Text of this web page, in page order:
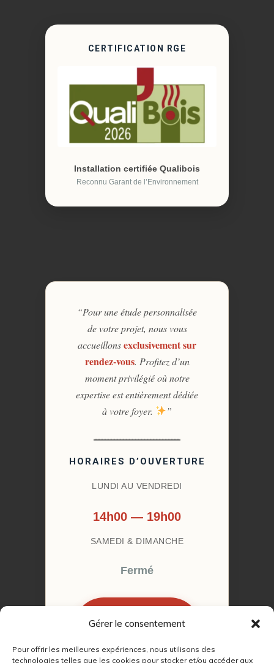
Gérer le consentement
Pour offrir les meilleures expériences, nous utilisons des
technologies telles que les cookies pour stocker et/ou accéder aux
CERTIFICATION RGE
Installation certifiée Qualibois
Reconnu Garant de l’Environnement
“Pour une étude personnalisée
de votre projet, nous vous
accueillonsexclusivement sur
rendez-vous. Profitez d’un
moment privilégié où notre
expertise est entièrement dédiée
à votre foyer.
”
HORAIRES D’OUVERTURE
LUNDI AU VENDREDI
14h00 — 19h00
SAMEDI & DIMANCHE
Fermé
RENDEZ-VOUS